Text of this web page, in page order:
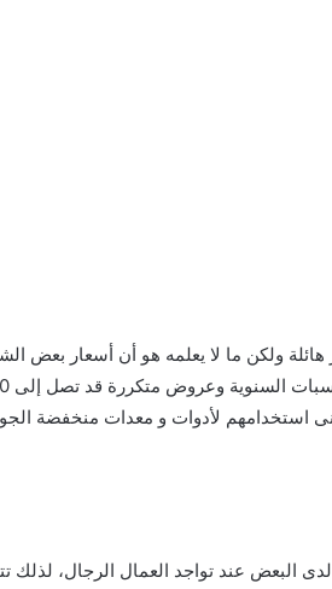
ولكن ما لا يعلمه هو أن أسعار بعض
استخدامهم لأدوات و معدات منخفضة
البعض عند تواجد العمال الرجال، لذلك